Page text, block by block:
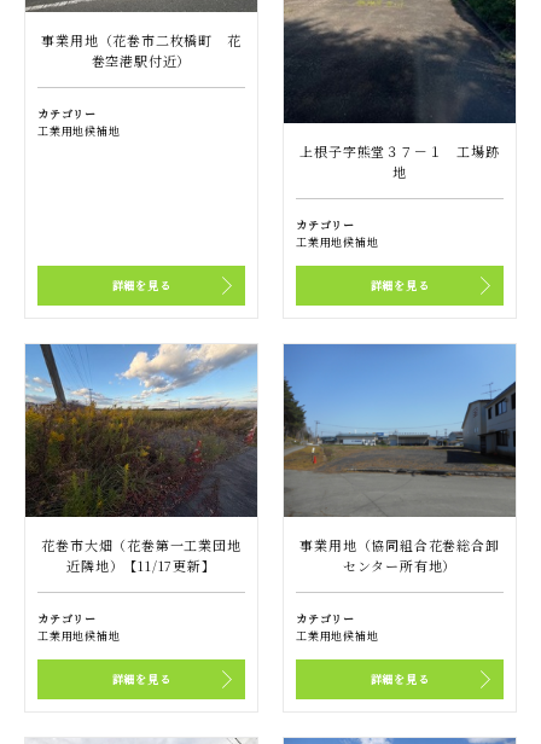
事業用地（花巻市二枚橋町 花
巻空港駅付近）
カテゴリー
工業用地候補地
詳細を見る
上根子字熊堂３７－１ 工場跡
地
カテゴリー
工業用地候補地
詳細を見る
花巻市大畑（花巻第一工業団地
近隣地）【11/17更新】
カテゴリー
工業用地候補地
詳細を見る
事業用地（協同組合花巻総合卸
センター所有地）
カテゴリー
工業用地候補地
詳細を見る